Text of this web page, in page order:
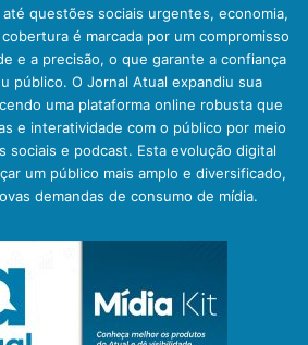
questões sociais urgentes, economia,
é marcada por um compromisso
e a precisão, o que garante a confiança
público. O Jornal Atual expandiu sua
uma plataforma online robusta que
e interatividade com o público por meio
sociais e podcast. Esta evolução digital
um público mais amplo e diversificado,
demandas de consumo de mídia.